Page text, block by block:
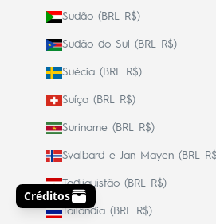
Sudão (BRL R$)
Sudão do Sul (BRL R$)
Suécia (BRL R$)
Suíça (BRL R$)
Suriname (BRL R$)
Svalbard e Jan Mayen (BRL
Tadjiquistão (BRL R$)
Tailândia (BRL R$)